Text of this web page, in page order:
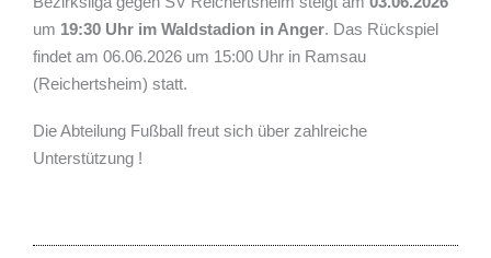
um 19:30 Uhr im Waldstadion in Anger. Das Rückspiel
findet am 06.06.2026 um 15:00 Uhr in Ramsau
(Reichertsheim) statt.
Die Abteilung Fußball freut sich über zahlreiche
Unterstützung !